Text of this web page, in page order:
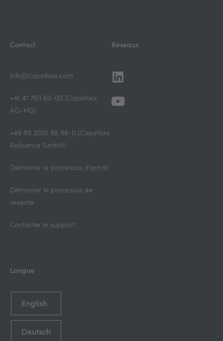
Contact
info@capefoxx.com
+41 41 763 60-00 (Capefoxx
AG-HQ)
+49 89 2020 88 88-0 (Capefoxx
Relicence GmbH)
Démarrer le processus d’achat
Démarrer le processus de
revente
Contacter le support
Réseaux
Linkedin
Youtube
Langue
English
Deutsch